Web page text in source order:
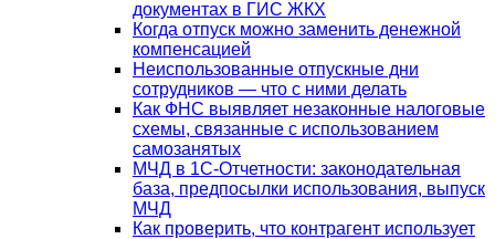
документах в ГИС ЖКХ
Когда отпуск можно заменить денежной
компенсацией
Неиспользованные отпускные дни
сотрудников — что с ними делать
Как ФНС выявляет незаконные налоговые
схемы, связанные с использованием
самозанятых
МЧД в 1С-Отчетности: законодательная
база, предпосылки использования, выпуск
МЧД
Как проверить, что контрагент использует